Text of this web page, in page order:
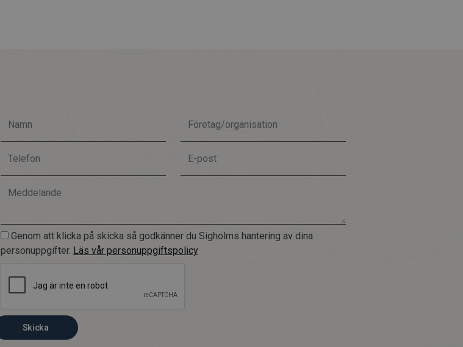
Genom att klicka på skicka så godkänner du Sigholms hantering av dina
personuppgifter. Läs vår personuppgiftspolicy
Skicka